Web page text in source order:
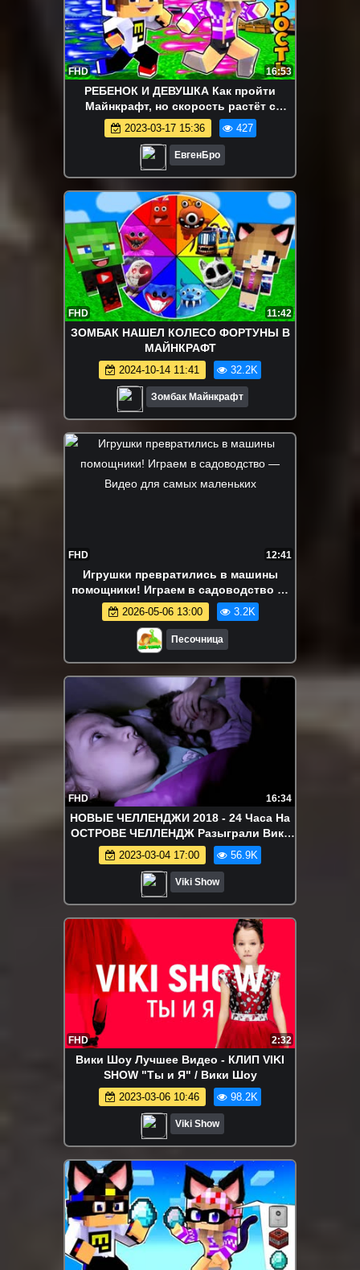
FHD 16:53
РЕБЕНОК И ДЕВУШКА Как пройти
Майнкрафт, но скорость растёт с
каждым шагом! НУБ И ПРО ВИДЕО
MINECRAFT
2023-03-17 15:36 427
ЕвгенБро
FHD 11:42
ЗОМБАК НАШЕЛ КОЛЕСО ФОРТУНЫ В
МАЙНКРАФТ
2024-10-14 11:41 32.2K
Зомбак Майнкрафт
FHD 12:41
Игрушки превратились в машины
помощники! Играем в садоводство —
Видео для самых маленьких
2026-05-06 13:00 3.2K
Песочница
FHD 16:34
НОВЫЕ ЧЕЛЛЕНДЖИ 2018 - 24 Часа На
ОСТРОВЕ ЧЕЛЛЕНДЖ Разыграли Вику
24 hour CHALLENGE / Вики Шоу
2023-03-04 17:00 56.9K
Viki Show
FHD 2:32
Вики Шоу Лучшее Видео - КЛИП VIKI
SHOW "Ты и Я" / Вики Шоу
2023-03-06 10:46 98.2K
Viki Show